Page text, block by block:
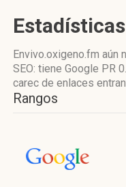
Estadísticas
Envivo.oxigeno.fm aún
SEO: tiene Google PR
carec de enlaces
Rangos